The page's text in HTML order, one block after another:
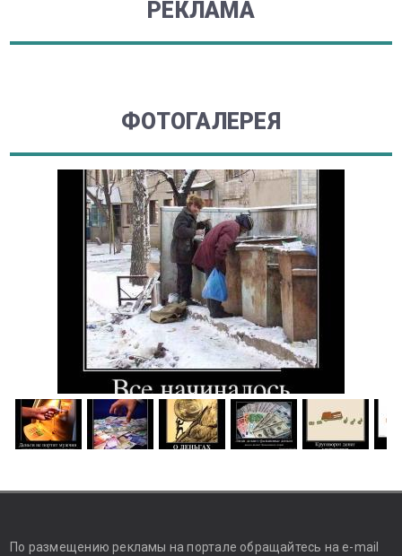
РЕКЛАМА
ФОТОГАЛЕРЕЯ
По размещению рекламы на портале обращайтесь на e-mail